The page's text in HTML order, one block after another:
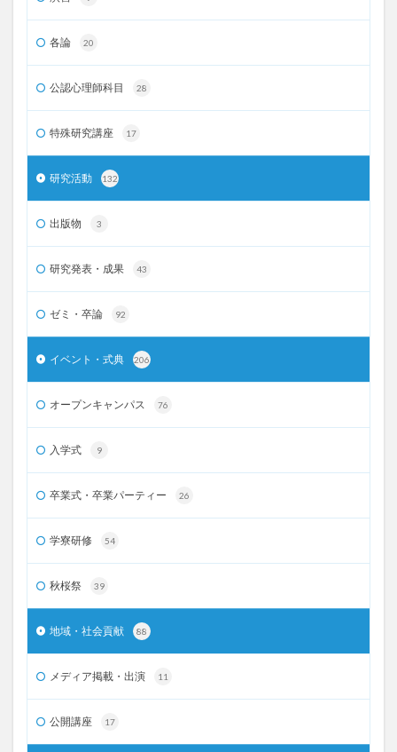
各論 20
公認心理師科目 28
特殊研究講座 17
研究活動 132
出版物 3
研究発表・成果 43
ゼミ・卒論 92
イベント・式典 206
オープンキャンパス 76
入学式 9
卒業式・卒業パーティー 26
学寮研修 54
秋桜祭 39
地域・社会貢献 88
メディア掲載・出演 11
公開講座 17